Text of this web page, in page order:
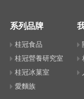
系列品牌
桂冠食品
桂冠營養研究室
桂冠冰菓室
愛麵族